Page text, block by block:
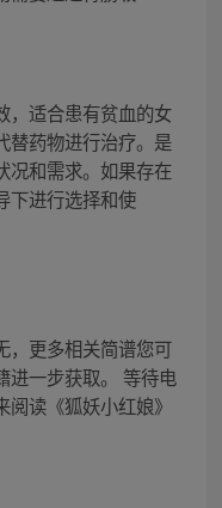
，适合患有贫血的女
替药物进行治疗。是
况和需求。如果存在
下进行选择和使
，更多相关简谱您可
进一步获取。 等待电
读《狐妖小红娘》